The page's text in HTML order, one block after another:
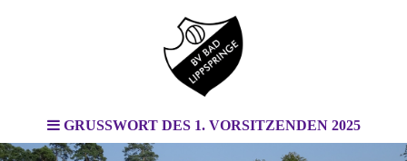
GRUSSWORT DES 1. VORSITZENDEN 2025